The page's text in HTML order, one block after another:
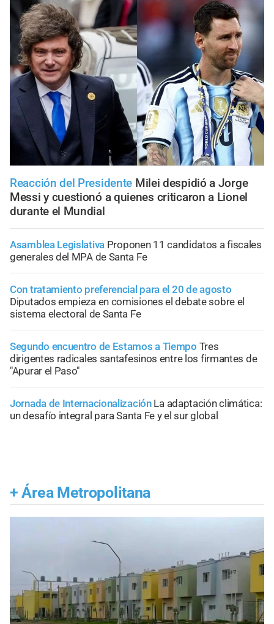
Reacción del Presidente Milei despidió a Jorge
Messi y cuestionó a quienes criticaron a Lionel
durante el Mundial
Asamblea Legislativa Proponen 11 candidatos a fiscales
generales del MPA de Santa Fe
Con tratamiento preferencial para el 20 de agosto
Diputados empieza en comisiones el debate sobre el
sistema electoral de Santa Fe
Segundo encuentro de Estamos a Tiempo Tres
dirigentes radicales santafesinos entre los firmantes de
"Apurar el Paso"
Jornada de Internacionalización La adaptación climática:
un desafío integral para Santa Fe y el sur global
+ Área Metropolitana